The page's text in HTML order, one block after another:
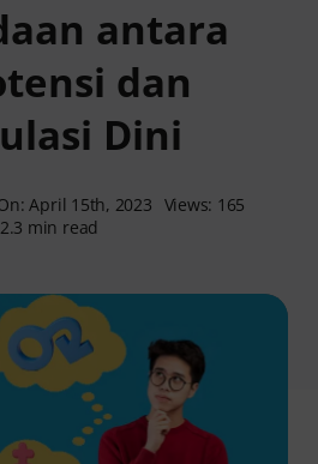
antara
dan
Dini
April 15th, 2023 Views: 165
2.3 min read